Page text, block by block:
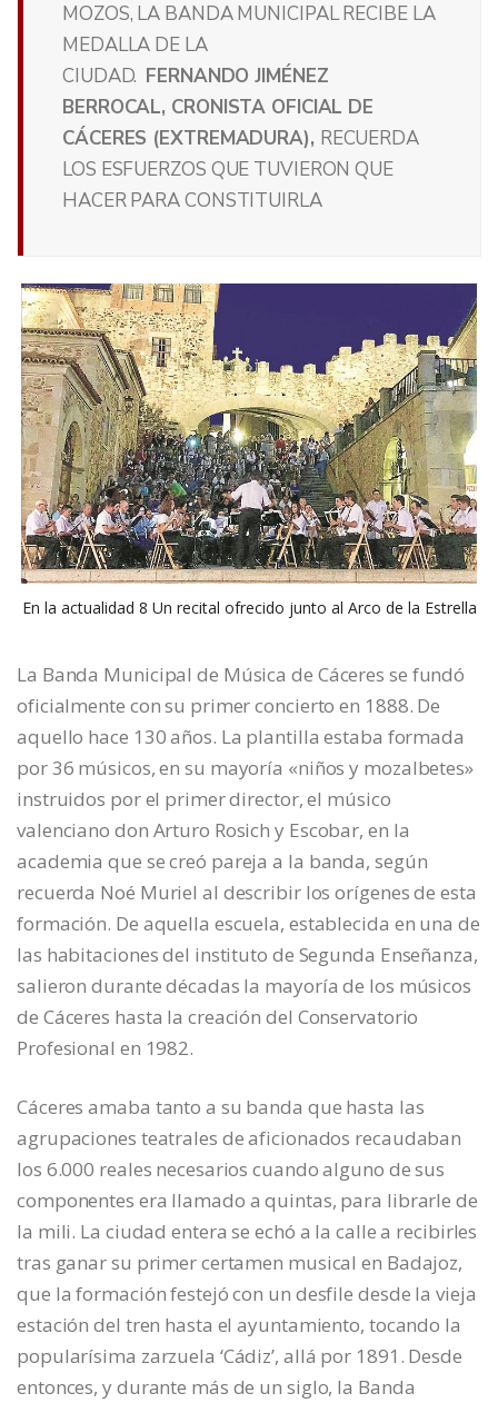
MOZOS, LA BANDA MUNICIPAL RECIBE LA
MEDALLA DE LA
CIUDAD. FERNANDO JIMÉNEZ
BERROCAL, CRONISTA OFICIAL DE
CÁCERES (EXTREMADURA), RECUERDA
LOS ESFUERZOS QUE TUVIERON QUE
HACER PARA CONSTITUIRLA
En la actualidad 8 Un recital ofrecido junto al Arco de la Estrella
La Banda Municipal de Música de Cáceres se fundó
oficialmente con su primer concierto en 1888. De
aquello hace 130 años. La plantilla estaba formada
por 36 músicos, en su mayoría «niños y mozalbetes»
instruidos por el primer director, el músico
valenciano don Arturo Rosich y Escobar, en la
academia que se creó pareja a la banda, según
recuerda Noé Muriel al describir los orígenes de esta
formación. De aquella escuela, establecida en una de
las habitaciones del instituto de Segunda Enseñanza,
salieron durante décadas la mayoría de los músicos
de Cáceres hasta la creación del Conservatorio
Profesional en 1982.
Cáceres amaba tanto a su banda que hasta las
agrupaciones teatrales de aficionados recaudaban
los 6.000 reales necesarios cuando alguno de sus
componentes era llamado a quintas, para librarle de
la mili. La ciudad entera se echó a la calle a recibirles
tras ganar su primer certamen musical en Badajoz,
que la formación festejó con un desfile desde la vieja
estación del tren hasta el ayuntamiento, tocando la
popularísima zarzuela ‘Cádiz’, allá por 1891. Desde
entonces, y durante más de un siglo, la Banda